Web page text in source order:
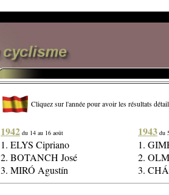
Cliquez sur l'année pour avoir les résultats
1942 du 14 au 16 août
1. ELYS Cipriano
2. BOTANCH José
3. MIRÓ Agustín
1943 du
1.
2.
3.